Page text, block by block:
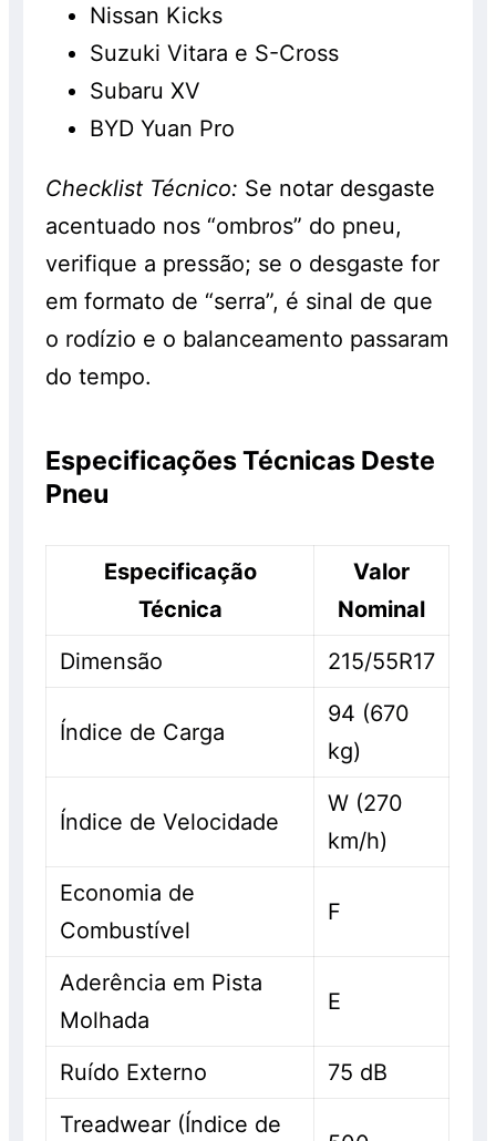
Nissan Kicks
Suzuki Vitara e S-Cross
Subaru XV
BYD Yuan Pro
Checklist Técnico: Se notar desgaste
acentuado nos “ombros” do pneu,
verifique a pressão; se o desgaste for
em formato de “serra”, é sinal de que
o rodízio e o balanceamento passaram
do tempo.
Especificações Técnicas Deste
Pneu
Especificação
Técnica
Valor
Nominal
Dimensão
215/55R17
Índice de Carga
94 (670
kg)
Índice de Velocidade
W (270
km/h)
Economia de
Combustível
F
Aderência em Pista
Molhada
E
Ruído Externo
75 dB
Treadwear (Índice de